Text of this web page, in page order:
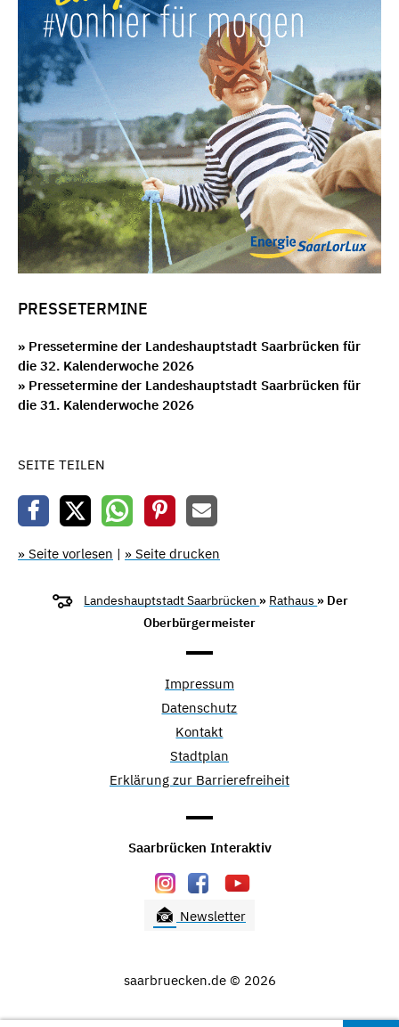
PRESSETERMINE
» Pressetermine der Landeshauptstadt Saarbrücken für
die 32. Kalenderwoche 2026
» Pressetermine der Landeshauptstadt Saarbrücken für
die 31. Kalenderwoche 2026
SEITE TEILEN
» Seite vorlesen | » Seite drucken
Landeshauptstadt Saarbrücken » Rathaus » Der
Oberbürgermeister
Impressum
Datenschutz
Kontakt
Stadtplan
Erklärung zur Barrierefreiheit
Saarbrücken Interaktiv
Newsletter
saarbruecken.de © 2026